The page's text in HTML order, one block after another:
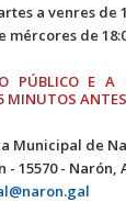
a venres de
de
PÚBLICO E A
MINUTOS
Municipal de
- 15570 - Narón,